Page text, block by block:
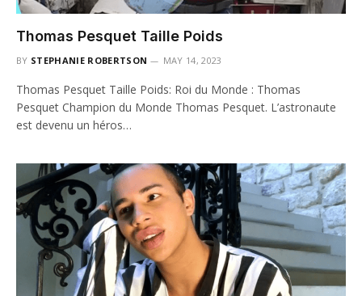
Thomas Pesquet Taille Poids
BY STEPHANIE ROBERTSON MAY 14, 2023
Thomas Pesquet Taille Poids: Roi du Monde : Thomas
Pesquet Champion du Monde Thomas Pesquet. L’astronaute
est devenu un héros…